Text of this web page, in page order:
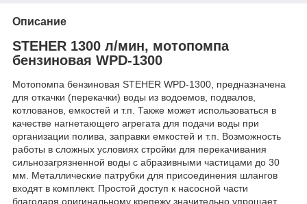
Описание
STEHER 1300 л/мин, мотопомпа
бензиновая WPD-1300
Мотопомпа бензиновая STEHER WPD-1300, предназначена
для откачки (перекачки) воды из водоемов, подвалов,
котлованов, емкостей и т.п. Также может использоваться в
качестве нагнетающего агрегата для подачи воды при
организации полива, заправки емкостей и т.п. Возможность
работы в сложных условиях стройки для перекачивания
сильнозагрязненной воды с абразивными частицами до 30
мм. Металлические патрубки для присоединения шлангов
входят в комплект. Простой доступ к насосной части
благодаря оригинальному крепежу значительно упрощает